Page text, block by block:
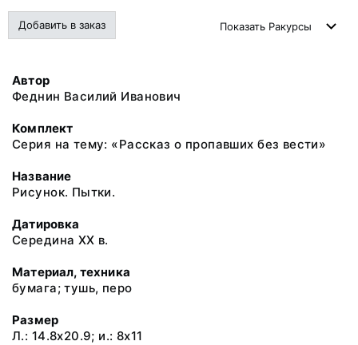
Добавить в заказ Показать Ракурсы
Автор
Феднин Василий Иванович
Комплект
Серия на тему: «Рассказ о пропавших без вести»
Название
Рисунок. Пытки.
Датировка
Середина ХХ в.
Материал, техника
бумага; тушь, перо
Размер
Л.: 14.8x20.9; и.: 8x11